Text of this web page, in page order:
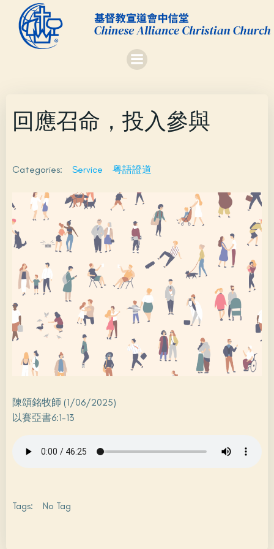
to
content
回應召命，投入參與
Categories: Service 粤語證道
陳頌銘牧師 (1/06/2025)
以賽亞書6:1-13
Tags: No Tag